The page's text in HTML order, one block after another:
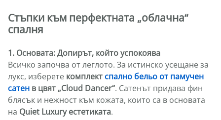
Стъпки към перфектната „облачна“
спалня
1. Основата: Допирът, който успокоява
Всичко започва от леглото. За истинско усещане за
лукс, изберете комплект спално бельо от памучен
сатен в цвят „Cloud Dancer“. Сатенът придава фин
блясък и нежност към кожата, които са в основата
на Quiet Luxury естетиката.